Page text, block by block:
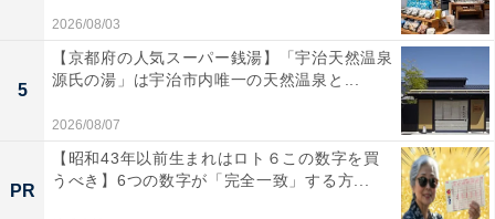
1位：『夫婦別姓刑事』／52票
2026/08/03
5
【京都府の人気スーパー銭湯】「宇治天然温泉
源氏の湯」は宇治市内唯一の天然温泉と...
2026/08/07
PR
【昭和43年以前生まれはロト６この数字を買
うべき】6つの数字が「完全一致」する方...